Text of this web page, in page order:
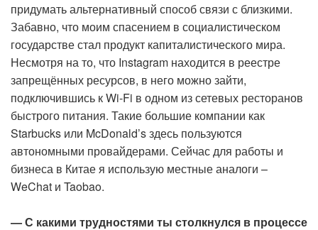
придумать альтернативный способ связи с близкими.
Забавно, что моим спасением в социалистическом
государстве стал продукт капиталистического мира.
Несмотря на то, что Instagram находится в реестре
запрещённых ресурсов, в него можно зайти,
подключившись к Wi-Fi в одном из сетевых ресторанов
быстрого питания. Такие большие компании как
Starbucks или McDonald’s здесь пользуются
автономными провайдерами. Сейчас для работы и
бизнеса в Китае я использую местные аналоги –
WeChat и Taobao.
— С какими трудностями ты столкнулся в процессе